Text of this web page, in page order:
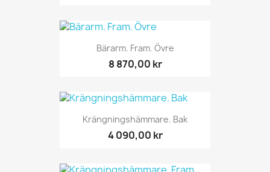
Bärarm. Fram. Övre
8 870,00 kr
Krängningshämmare. Bak
4 090,00 kr